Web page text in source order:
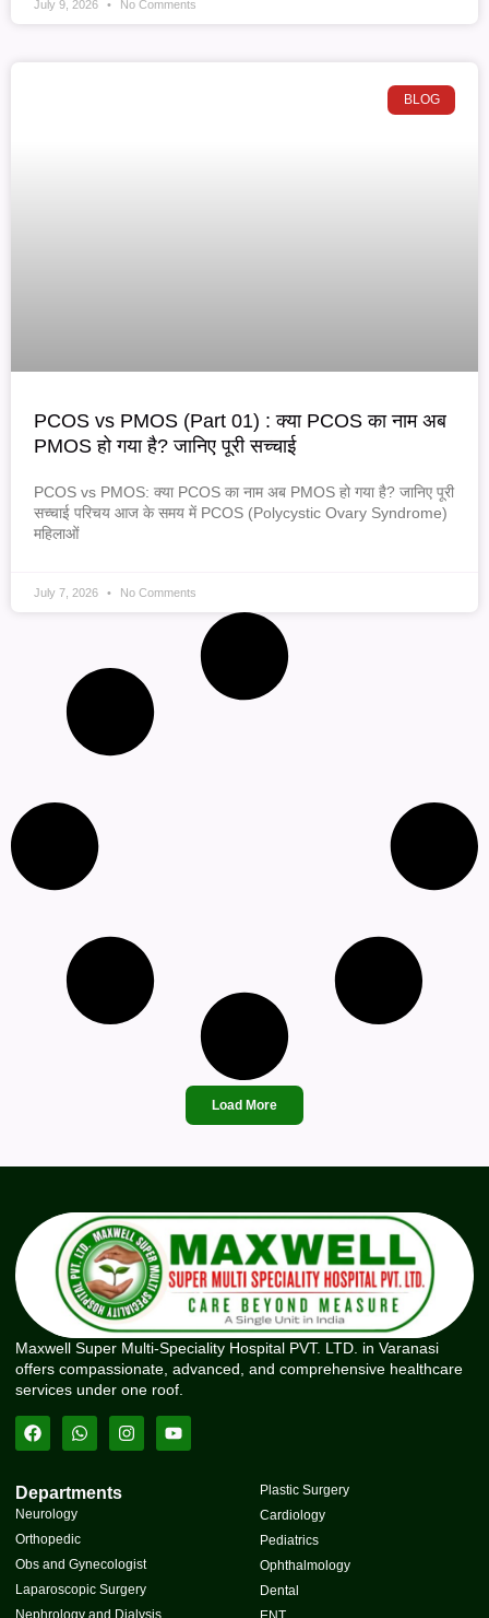
July 9, 2026 No Comments
BLOG
PCOS vs PMOS (Part 01) : क्या PCOS का नाम अब
PMOS हो गया है? जानिए पूरी सच्चाई
PCOS vs PMOS: क्या PCOS का नाम अब PMOS हो गया है? जानिए पूरी
सच्चाई परिचय आज के समय में PCOS (Polycystic Ovary Syndrome)
महिलाओं
July 7, 2026 No Comments
Load More
Maxwell Super Multi-Speciality Hospital PVT. LTD. in Varanasi
offers compassionate, advanced, and comprehensive healthcare
services under one roof.
Departments
Neurology
Orthopedic
Obs and Gynecologist
Laparoscopic Surgery
Nephrology and Dialysis
Plastic Surgery
Cardiology
Pediatrics
Ophthalmology
Dental